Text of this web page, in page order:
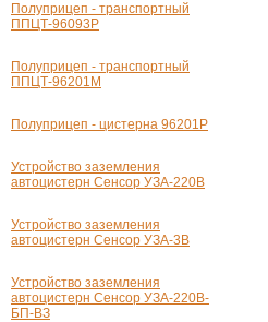
Полуприцеп - транспортный
ППЦТ-96093Р
Полуприцеп - транспортный
ППЦТ-96201М
Полуприцеп - цистерна 96201Р
Устройство заземления
автоцистерн Сенсор УЗА-220В
Устройство заземления
автоцистерн Сенсор УЗА-3В
Устройство заземления
автоцистерн Сенсор УЗА-220В-
БП-ВЗ